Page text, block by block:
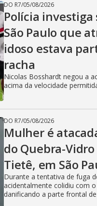
DO R7/05/08/2026
Polícia investiga
São Paulo que
idoso estava
racha
Nicolas Bosshardt negou a
acima da velocidade
DO R7/05/08/2026
Mulher é
do Quebra-
Tietê, em São
Durante a tentativa de fuga
acidentalmente colidiu com
danificando a parte frontal